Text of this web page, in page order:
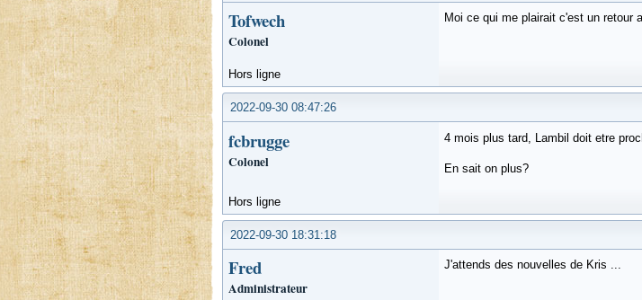
Tofwech
Colonel
Moi ce qui me plairait c'est un retour
Hors ligne
2022-09-30 08:47:26
fcbrugge
Colonel
4 mois plus tard, Lambil doit etre
En sait on plus?
Hors ligne
2022-09-30 18:31:18
Fred
Administrateur
J'attends des nouvelles de Kris ...